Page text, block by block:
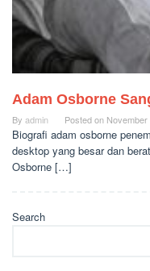
Adam Osborne
By admin Posted on
Biografi adam osborne
desktop yang besar dan
Osborne […]
Search